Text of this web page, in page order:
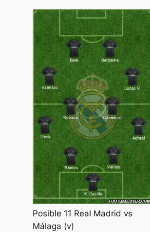
Posible 11 Real Madrid vs
Málaga (v)